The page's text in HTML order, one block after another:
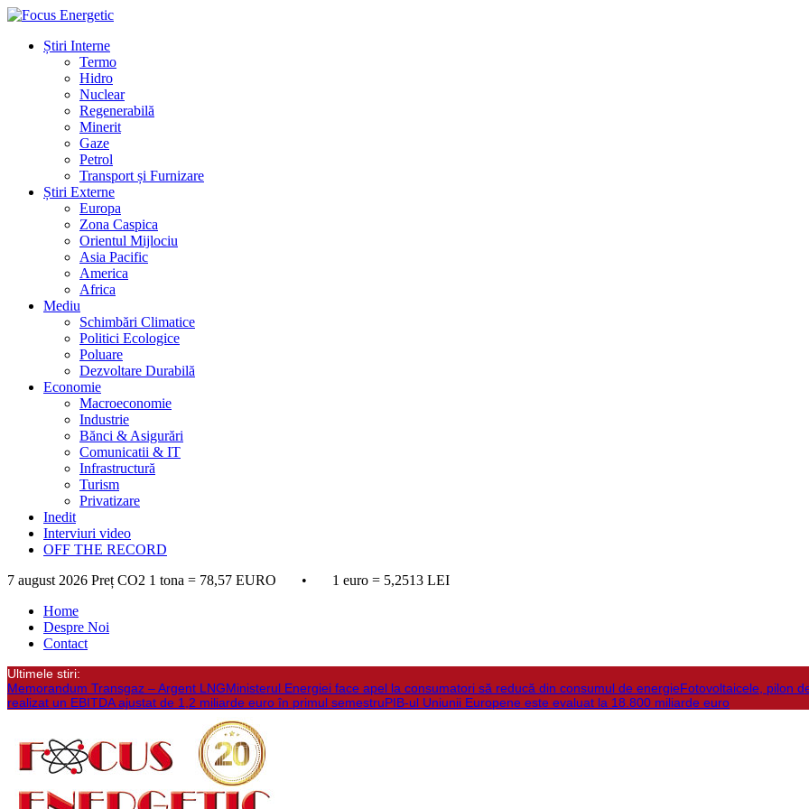
Știri Interne
Termo
Hidro
Nuclear
Regenerabilă
Minerit
Gaze
Petrol
Transport și Furnizare
Știri Externe
Europa
Zona Caspica
Orientul Mijlociu
Asia Pacific
America
Africa
Mediu
Schimbări Climatice
Politici Ecologice
Poluare
Dezvoltare Durabilă
Economie
Macroeconomie
Industrie
Bănci & Asigurări
Comunicatii & IT
Infrastructură
Turism
Privatizare
Inedit
Interviuri video
OFF THE RECORD
7 august 2026 Preț CO2 1 tona = 78,57 EURO • 1 euro = 5,2513 LEI
Home
Despre Noi
Contact
Ultimele stiri:
Memorandum Transgaz – Argent LNGMinisterul Energiei face apel la consumatori să reducă din consumul de energieFotovoltaicele, pilon
realizat un EBITDA ajustat de 1,2 miliarde euro în primul semestruPIB-ul Uniunii Europene este evaluat la 18.800 miliarde euro